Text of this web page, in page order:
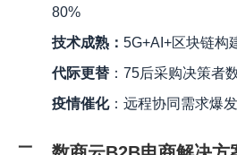
80%
技术成熟： 5G+AI+区块链构
代际更替：75后采购决策者
疫情催化：远程协同需求爆